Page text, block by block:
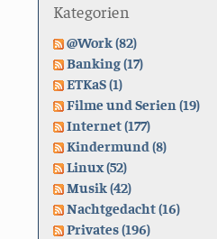
Kategorien
@Work (82)
Banking (17)
ETKaS (1)
Filme und Serien (19)
Internet (177)
Kindermund (8)
Linux (52)
Musik (42)
Nachtgedacht (16)
Privates (196)